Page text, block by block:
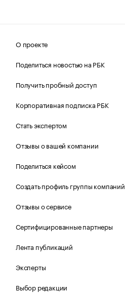
О проекте
Поделиться новостью на РБК
Получить пробный доступ
Корпоративная подписка РБК
Стать экспертом
Отзывы о вашей компании
Поделиться кейсом
Создать профиль группы компаний
Отзывы о сервисе
Сертифицированные партнеры
Лента публикаций
Эксперты
Выбор редакции